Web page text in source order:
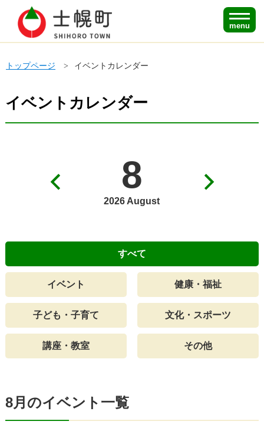
menu
トップページ イベントカレンダー
イベントカレンダー
8
2026 August
すべて
イベント 健康・福祉
子ども・子育て 文化・スポーツ
講座・教室 その他
8月のイベント一覧